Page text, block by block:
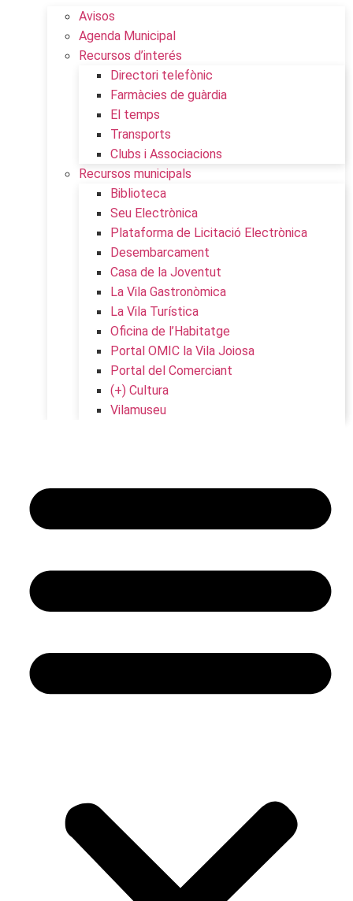
Avisos
Agenda Municipal
Recursos d’interés
Directori telefònic
Farmàcies de guàrdia
El temps
Transports
Clubs i Associacions
Recursos municipals
Biblioteca
Seu Electrònica
Plataforma de Licitació Electrònica
Desembarcament
Casa de la Joventut
La Vila Gastronòmica
La Vila Turística
Oficina de l’Habitatge
Portal OMIC la Vila Joiosa
Portal del Comerciant
(+) Cultura
Vilamuseu